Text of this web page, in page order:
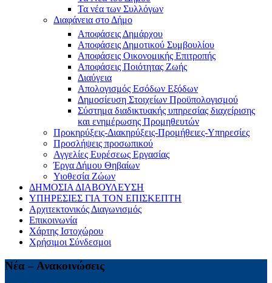
Τα νέα των Συλλόγων
Διαφάνεια στο Δήμο
Αποφάσεις Δημάρχου
Αποφάσεις Δημοτικού Συμβουλίου
Αποφάσεις Οικονομικής Επιτροπής
Αποφάσεις Ποιότητας Ζωής
Διαύγεια
Απολογισμός Εσόδων Εξόδων
Δημοσίευση Στοιχείων Προϋπολογισμού
Σύστημα διαδικτυακής υπηρεσίας διαχείρισης
και ενημέρωσης Προμηθευτών
Προκηρύξεις-Διακηρύξεις-Προμήθειες-Υπηρεσίες
Προσλήψεις προσωπικού
Αγγελίες Ευρέσεως Εργασίας
Έργα Δήμου Θηβαίων
Υιοθεσία Ζώων
ΔΗΜΟΣΙΑ ΔΙΑΒΟΥΛΕΥΣΗ
ΥΠΗΡΕΣΙΕΣ ΓΙΑ ΤΟΝ ΕΠΙΣΚΕΠΤΗ
Αρχιτεκτονικός Διαγωνισμός
Επικοινωνία
Χάρτης Ιστοχώρου
Χρήσιμοι Σύνδεσμοι
Νέα – Ανακοινώσεις